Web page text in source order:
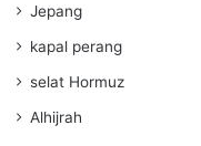
Jepang
kapal perang
selat Hormuz
Alhijrah